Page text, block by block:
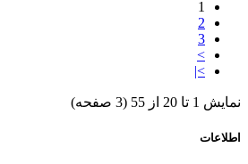
1
2
3
>
>|
نمایش 1 تا 20 از 55 (3 صفحه)
اطلاعات